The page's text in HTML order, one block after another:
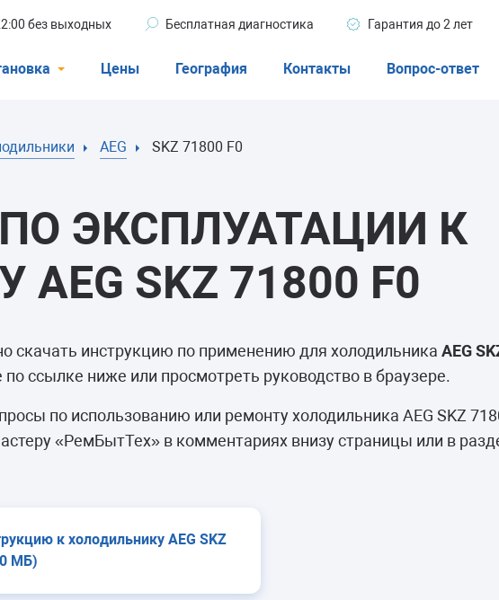
без выходных Бесплатная диагностика Гарантия до 2 лет
Посудомоечные машины
Цены География Контакты Вопрос-ответ
AEG SKZ 71800 F0
ЭКСПЛУАТАЦИИ К
SKZ 71800 F0
скачать инструкцию по применению для холодильника AEG
ссылке ниже или просмотреть руководство в браузере.
по использованию или ремонту холодильника AEG SKZ
«РемБытТех» в комментариях внизу страницы или в
к холодильнику AEG SKZ
МБ)